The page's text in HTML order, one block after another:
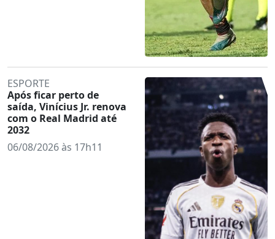
ESPORTE
Após ficar perto de
saída, Vinícius Jr. renova
com o Real Madrid até
2032
06/08/2026 às 17h11